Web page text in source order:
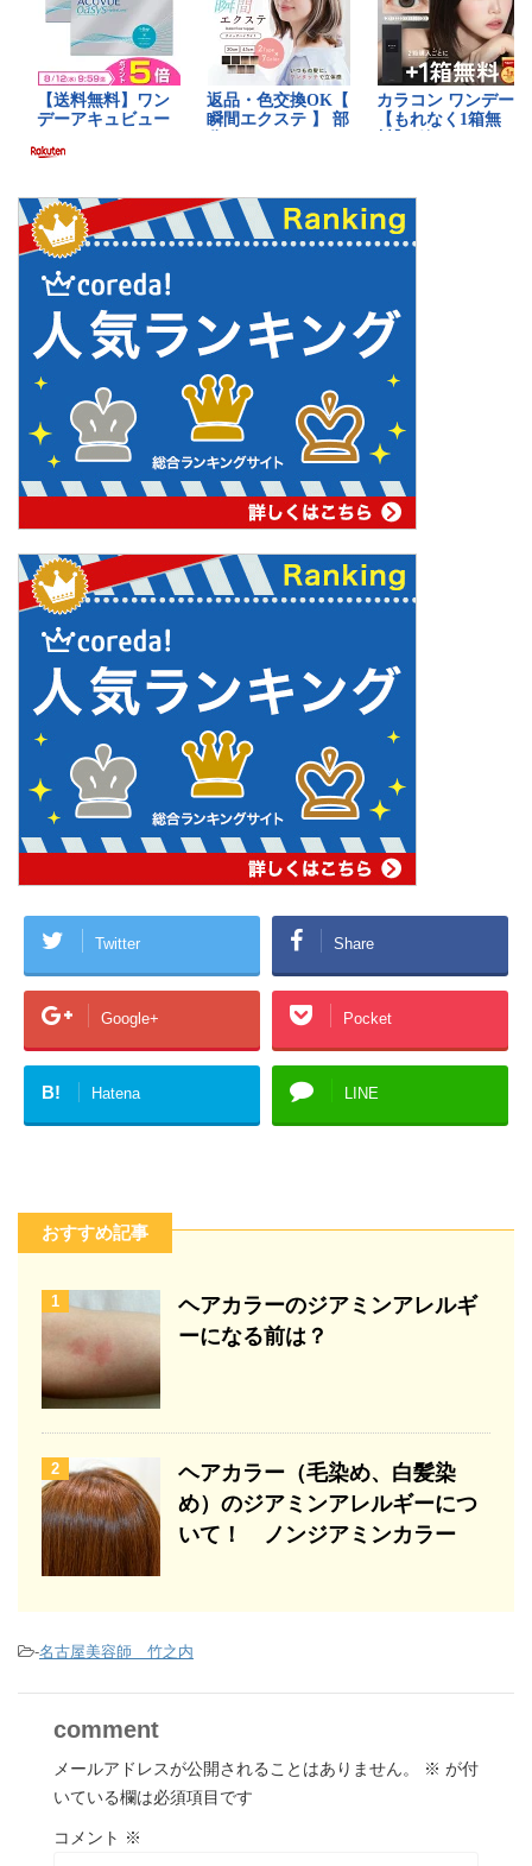
Twitter Share
Google+ Pocket
B! Hatena LINE
おすすめ記事
1
ヘアカラーのジアミンアレルギ
ーになる前は？
2
ヘアカラー（毛染め、白髪染
め）のジアミンアレルギーにつ
いて！ ノンジアミンカラー
-名古屋美容師 竹之内
comment
メールアドレスが公開されることはありません。 ※ が付
いている欄は必須項目です
コメント ※